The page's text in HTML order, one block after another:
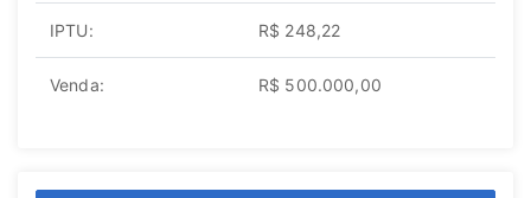
IPTU: R$ 248,22
Venda: R$ 500.000,00